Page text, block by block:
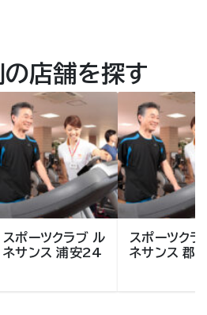
の店舗を探す
スポーツクラブ ル
ネサンス 浦安24
スポーツクラ
ネサンス 郡